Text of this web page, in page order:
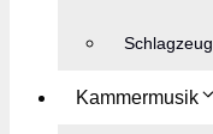
Schlagzeug
Kammermusik